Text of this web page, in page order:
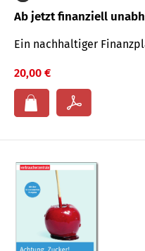
Ab jetzt finanziell
Ein nachhaltiger
20,00 €